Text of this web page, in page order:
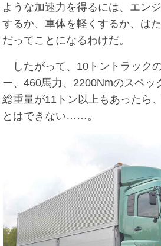
ような加速力を得るには、エン
するか、車体を軽くするか、は
だってことになるわけだ。
したがって、10トントラック
ー、460馬力、2200Nmのスペッ
総重量が11トン以上もあったら
とはできない……。